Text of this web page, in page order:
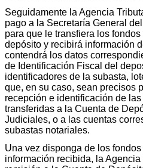
Seguidamente la Agencia
pago a la Secretaría General
para que le transfiera los
depósito y recibirá información
contendrá los datos
de Identificación Fiscal del
identificadores de la subasta,
que, en su caso, sean precisos
recepción e identificación de
transferidas a la Cuenta de
Judiciales, o a las cuentas
subastas notariales.
Una vez disponga de los
información recibida, la